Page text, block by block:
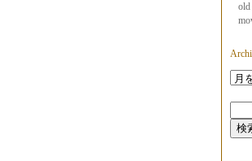
old